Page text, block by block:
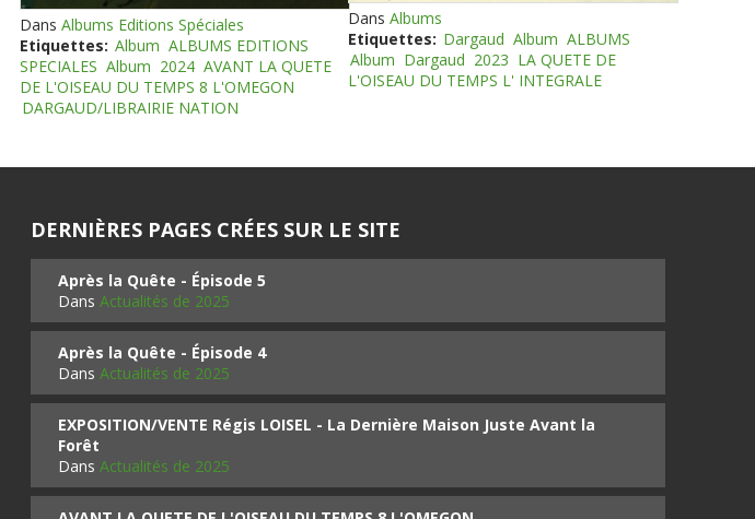
Dans Albums Editions Spéciales
Etiquettes: Album ALBUMS EDITIONS
SPECIALES Album 2024 AVANT LA QUETE
DE L'OISEAU DU TEMPS 8 L'OMEGON
DARGAUD/LIBRAIRIE NATION
Dans Albums
Etiquettes: Dargaud Album ALBUMS
Album Dargaud 2023 LA QUETE DE
L'OISEAU DU TEMPS L' INTEGRALE
DERNIÈRES PAGES CRÉES SUR LE SITE
Après la Quête - Épisode 5
Dans Actualités de 2025
Après la Quête - Épisode 4
Dans Actualités de 2025
EXPOSITION/VENTE Régis LOISEL - La Dernière Maison Juste Avant la
Forêt
Dans Actualités de 2025